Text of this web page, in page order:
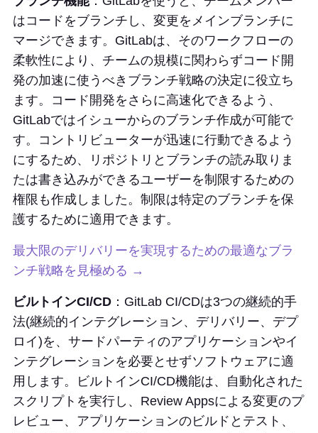
はコードをブランチし、変更をメインブランチに
マージできます。GitLabは、そのワークフローの
柔軟性により、チームの規模に関わらずコード開
発の加速に使うべきブランチ戦略の決定に役立ち
ます。コード開発をさらに高速化できるよう、
GitLabではイシューからのブランチ作成が可能で
す。コントリビューターが迅速に行動できるよう
にするため、リポジトリとブランチの読み取りま
たは書き込みができるユーザーを制限するための
権限も作成しました。制限は特定のブランチを保
護するために適用できます。
最大限のデリバリーを実現するための最適なブラ
ンチ戦略を見極める →
ビルトインCI/CD ：GitLab CI/CDは3つの継続的手
法(継続的インテグレーション、デリバリー、デプ
ロイ)を、サードパーティのアプリケーションやイ
ンテグレーションを必要とせずソフトウェアに適
用します。ビルトインCI/CD機能は、自動化された
スクリプトを実行し、Review Appsによる変更のプ
レビュー、アプリケーションのビルドとテスト、